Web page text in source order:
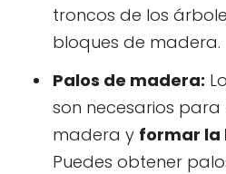
troncos de los
bloques de madera.
Palos de madera:
son necesarios para
madera y formar la
Puedes obtener